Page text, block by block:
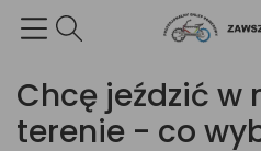
Chcę jeździć w
terenie - co